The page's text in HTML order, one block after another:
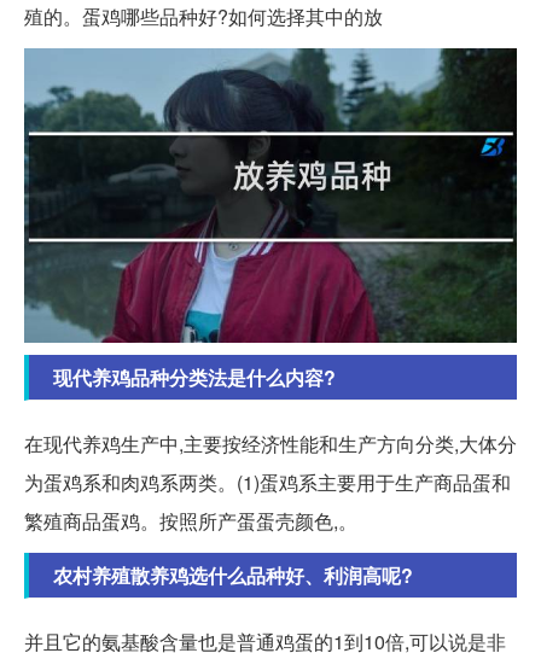
殖的。蛋鸡哪些品种好?如何选择其中的放
现代养鸡品种分类法是什么内容?
在现代养鸡生产中,主要按经济性能和生产方向分类,大体分
为蛋鸡系和肉鸡系两类。(1)蛋鸡系主要用于生产商品蛋和
繁殖商品蛋鸡。按照所产蛋蛋壳颜色,。
农村养殖散养鸡选什么品种好、利润高呢?
并且它的氨基酸含量也是普通鸡蛋的1到10倍,可以说是非